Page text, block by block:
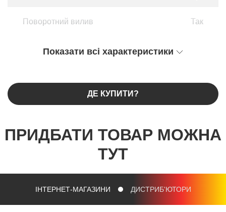
Поворотний вилив Так
Показати всі характеристики
ДЕ КУПИТИ?
ПРИДБАТИ ТОВАР МОЖНА
ТУТ
ІНТЕРНЕТ-МАГАЗИНИ ДИСТРИБ'ЮТОРИ